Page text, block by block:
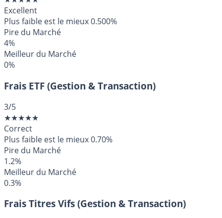
Excellent
Plus faible est le mieux0.500%
Pire du Marché
4%
Meilleur du Marché
0%
Frais ETF (Gestion & Transaction)
3/5
★★★★★
Correct
Plus faible est le mieux0.70%
Pire du Marché
1.2%
Meilleur du Marché
0.3%
Frais Titres Vifs (Gestion & Transaction)